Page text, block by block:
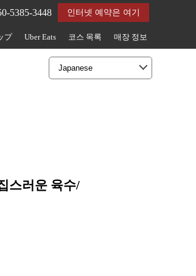
인터넷 예약은 여기
5385-3448
プ Uber Eats 코스 목록 매장 정보
스러운 육수/